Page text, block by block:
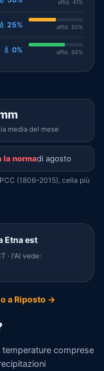
affid. 41%
💧 25% affid. 50%
💧 0% affid. 66%
media del mese
la normadi agosto
(1806–2015), cella più
Etna est
· l'AI vede:
a Riposto →
temperature comprese